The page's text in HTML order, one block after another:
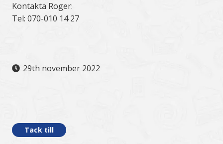
Kontakta Roger:
Tel: 070-010 14 27
29th november 2022
Tack till